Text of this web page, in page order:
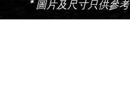
* 圖片及尺寸只供參考